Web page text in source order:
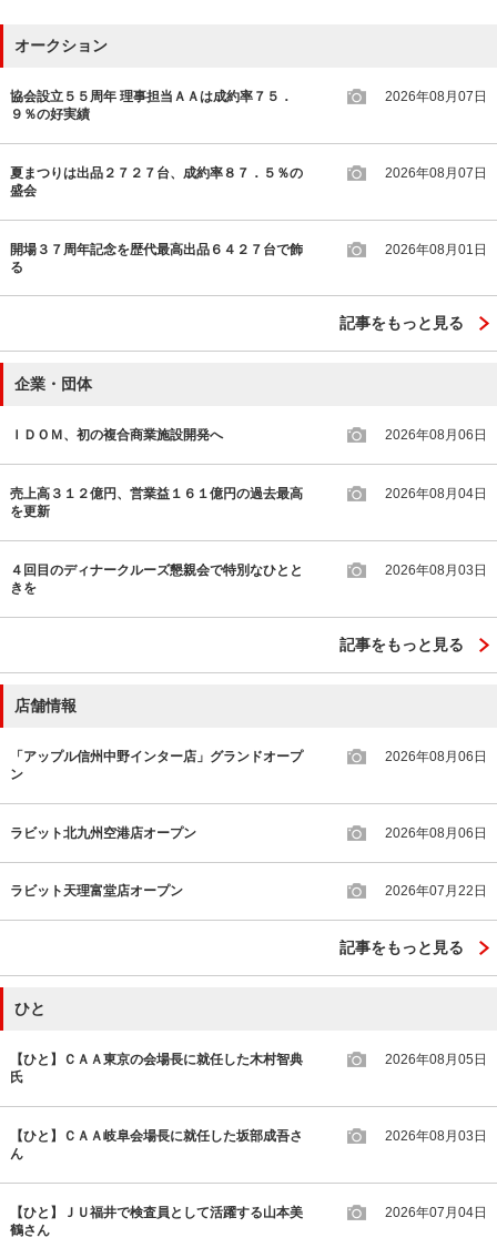
オークション
協会設立５５周年 理事担当ＡＡは成約率７５．
９％の好実績
2026年08月07日
夏まつりは出品２７２７台、成約率８７．５％の
盛会
2026年08月07日
開場３７周年記念を歴代最高出品６４２７台で飾
る
2026年08月01日
記事をもっと見る
企業・団体
ＩＤＯＭ、初の複合商業施設開発へ 2026年08月06日
売上高３１２億円、営業益１６１億円の過去最高
を更新
2026年08月04日
４回目のディナークルーズ懇親会で特別なひとと
きを
2026年08月03日
記事をもっと見る
店舗情報
「アップル信州中野インター店」グランドオープ
ン
2026年08月06日
ラビット北九州空港店オープン 2026年08月06日
ラビット天理富堂店オープン 2026年07月22日
記事をもっと見る
ひと
【ひと】ＣＡＡ東京の会場長に就任した木村智典
氏
2026年08月05日
【ひと】ＣＡＡ岐阜会場長に就任した坂部成吾さ
ん
2026年08月03日
【ひと】ＪＵ福井で検査員として活躍する山本美
鶴さん
2026年07月04日